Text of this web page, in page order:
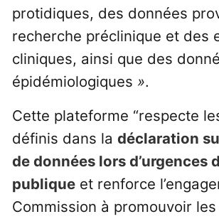
protidiques, des données
recherche préclinique et des
cliniques, ainsi que des
épidémiologiques ».
Cette plateforme “respecte
définis dans la déclaration
de données lors d’urgences
publiqueet renforce
Commission à promouvoir